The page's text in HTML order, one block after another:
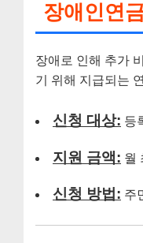
장애인연
장애로 인해 추가
기 위해 지급되는
신청 대상: 등
지원 금액: 월
신청 방법: 주